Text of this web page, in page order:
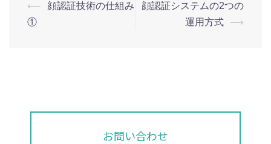
投
稿
⟵
顔認証技術の仕組み
①
顔認証システムの2つの
運用方式
⟶
お問い合わせ